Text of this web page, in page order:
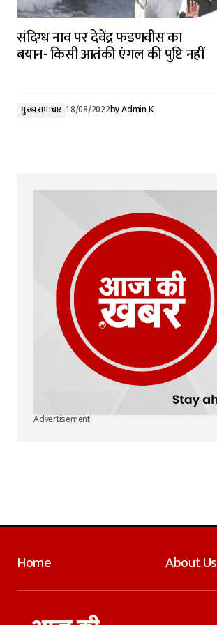
संदिग्ध नाव पर देवेंद्र फडणवीस का
बयान- किसी आतंकी एंगल की पुष्टि नहीं
मुख्य समाचार 18/08/2022byAdmin K
Advertisement
Home About Us